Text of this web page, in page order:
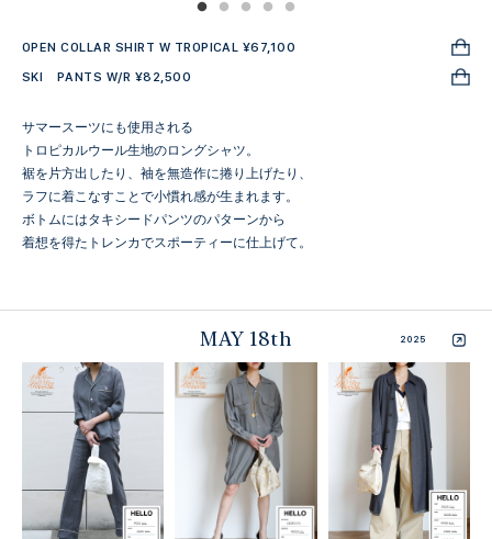
OPEN COLLAR SHIRT W TROPICAL ¥67,100
SKI PANTS W/R ¥82,500
サマースーツにも使用される
トロピカルウール生地のロングシャツ。
裾を片方出したり、袖を無造作に捲り上げたり、
ラフに着こなすことで小慣れ感が生まれます。
ボトムにはタキシードパンツのパターンから
着想を得たトレンカでスポーティーに仕上げて。
MAY 18th 2025